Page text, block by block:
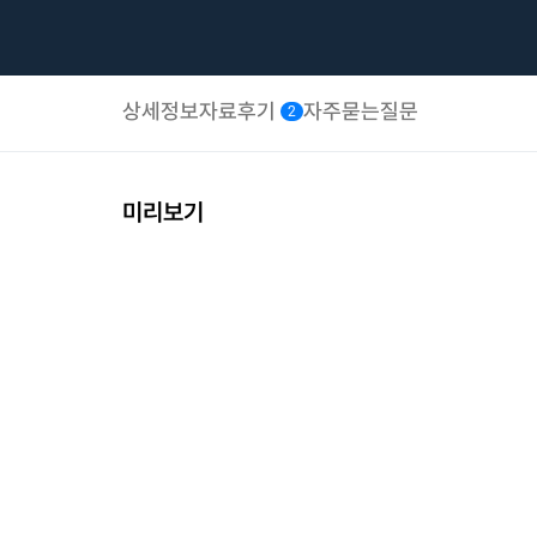
상세정보자료후기 2 자주묻는질문
미리보기